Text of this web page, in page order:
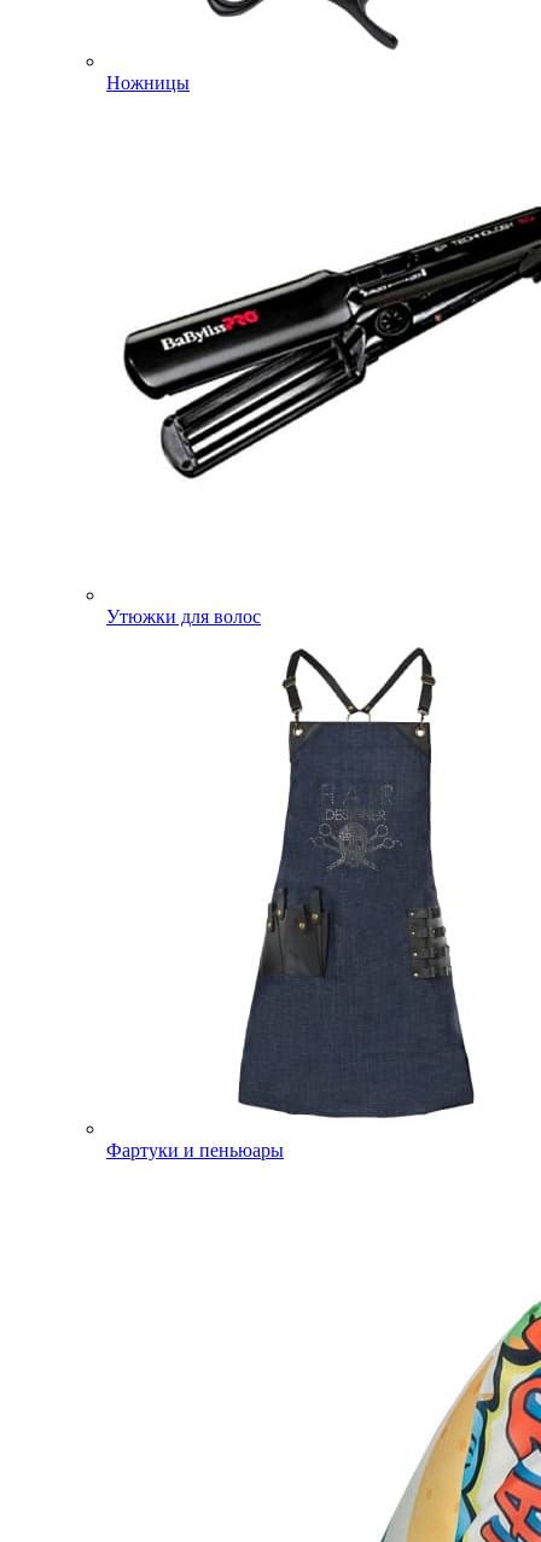
Ножницы
Утюжки для волос
Фартуки и пеньюары